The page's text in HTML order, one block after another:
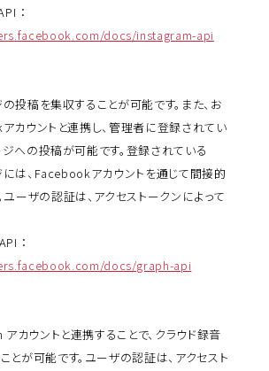
：
docs/instagram-api
投稿を集収することが可能です。また、お
カウントと連携し、管理者に登録されてい
への投稿が可能です。登録されている
は、Facebookアカウントを通じて間接的
ユーザの認証は、アクセストークンによって
：
docs/graph-api
カウントと連携することで、クラウド録音
とが可能です。ユーザの認証は、アクセスト